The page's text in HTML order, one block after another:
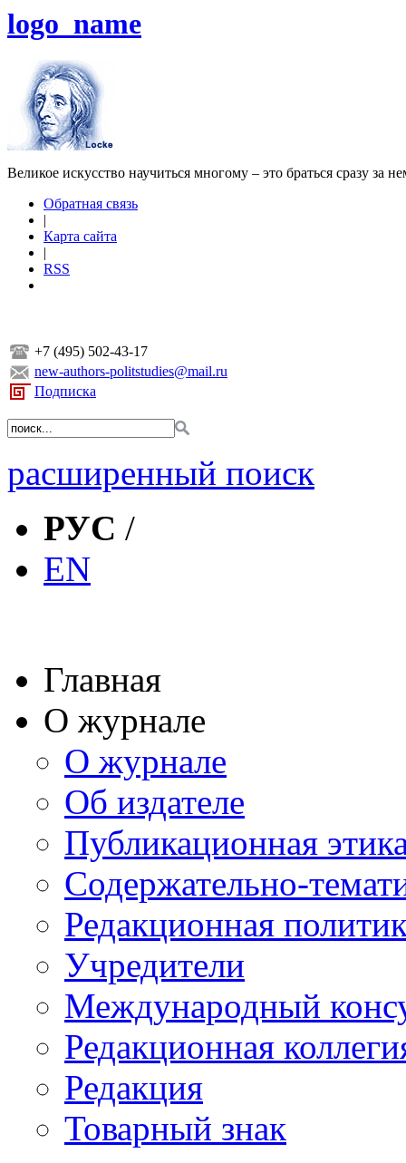
logo_name
Великое искусство научиться многому – это браться сразу за
Обратная связь
|
Карта сайта
|
RSS
+7 (495) 502-43-17
new-authors-politstudies@mail.ru
Подписка
расширенный поиск
РУС /
EN
Главная
О журнале
О журнале
Об издателе
Публикационная
Содержательно-
Редакционная
Учредители
Международный
Редакционная
Редакция
Товарный знак